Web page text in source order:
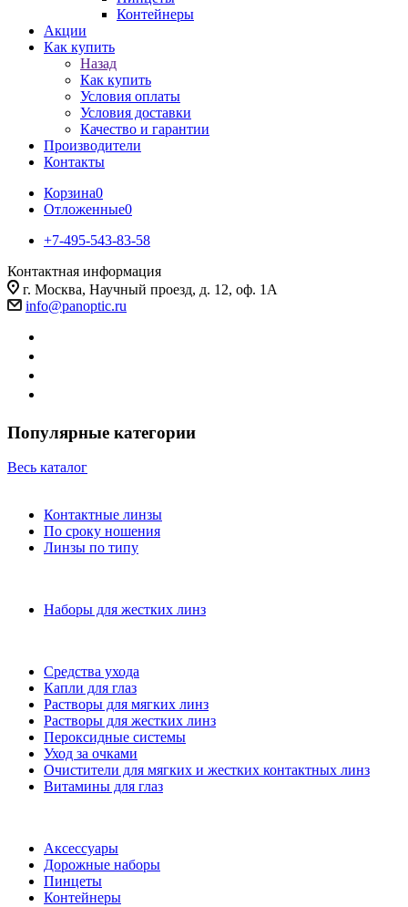
Контейнеры
Акции
Как купить
Назад
Как купить
Условия оплаты
Условия доставки
Качество и гарантии
Производители
Контакты
Корзина0
Отложенные0
+7-495-543-83-58
Контактная информация
г. Москва, Научный проезд, д. 12, оф. 1А
info@panoptic.ru
Популярные категории
Весь каталог
Контактные линзы
По сроку ношения
Линзы по типу
Наборы для жестких линз
Средства ухода
Капли для глаз
Растворы для мягких линз
Растворы для жестких линз
Пероксидные системы
Уход за очками
Очистители для мягких и жестких контактных линз
Витамины для глаз
Аксессуары
Дорожные наборы
Пинцеты
Контейнеры